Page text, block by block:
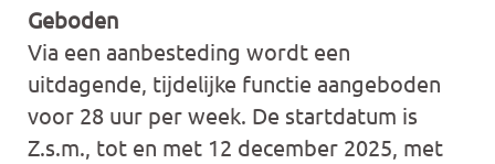
Geboden
Via een aanbesteding wordt een
uitdagende, tijdelijke functie aangeboden
voor 28 uur per week. De startdatum is
Z.s.m., tot en met 12 december 2025, met